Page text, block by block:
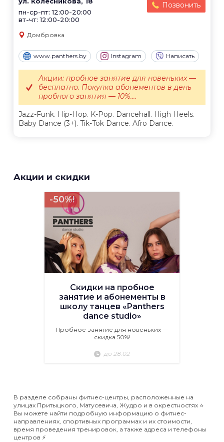
пн-ср-пт: 12:00-20:00
вт-чт: 12:00-20:00
Позвонить
Домбровка
www.panthers.by Instagram Написать
Jazz-Funk. Hip-Hop. K-Pop. Dancehall. High Heels.
Baby Dance (3+). Tik-Tok Dance. Afro Dance.
Акции: пробное занятие для новеньких —
бесплатно. Покупка абонементов в день
пробного занятия — 10%....
Акции и скидки
-50%!
Скидки на пробное
занятие и абонементы в
школу танцев «Panthers
dance studio»
Пробное занятие для новеньких —
скидка 50%!
до 28.02
В разделе собраны фитнес-центры, расположенные на
улицах Притыцкого, Матусевича, Жудро и в окрестностях ⭐️
Вы можете найти подробную информацию о фитнес-
направлениях, спортивных программах и их стоимости,
время проведения тренировок, а также адреса и телефоны
центров ⚡️